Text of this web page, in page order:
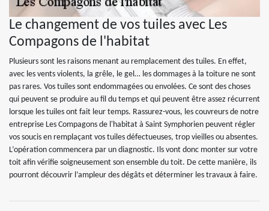
Le changement de vos tuiles avec Les
Compagons de l'habitat
Plusieurs sont les raisons menant au remplacement des tuiles. En effet,
avec les vents violents, la grêle, le gel… les dommages à la toiture ne sont
pas rares. Vos tuiles sont endommagées ou envolées. Ce sont des choses
qui peuvent se produire au fil du temps et qui peuvent être assez récurrent
lorsque les tuiles ont fait leur temps. Rassurez-vous, les couvreurs de notre
entreprise Les Compagons de l'habitat à Saint Symphorien peuvent régler
vos soucis en remplaçant vos tuiles défectueuses, trop vieilles ou absentes.
L’opération commencera par un diagnostic. Ils vont donc monter sur votre
toit afin vérifie soigneusement son ensemble du toit. De cette manière, ils
pourront découvrir l’ampleur des dégâts et déterminer les travaux à faire.